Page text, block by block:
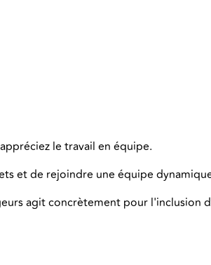
le travail en équipe.
et de rejoindre une équipe
agit concrètement pour